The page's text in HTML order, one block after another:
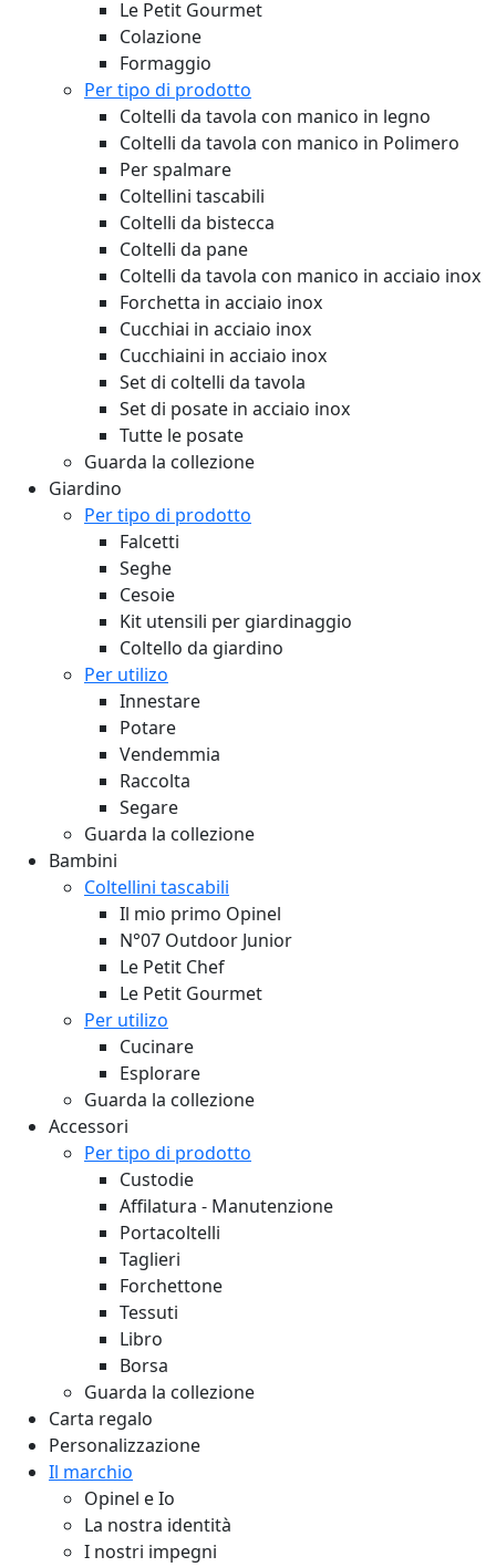
Le Petit Gourmet
Colazione
Formaggio
Per tipo di prodotto
Coltelli da tavola con manico in legno
Coltelli da tavola con manico in Polimero
Per spalmare
Coltellini tascabili
Coltelli da bistecca
Coltelli da pane
Coltelli da tavola con manico in acciaio inox
Forchetta in acciaio inox
Cucchiai in acciaio inox
Cucchiaini in acciaio inox
Set di coltelli da tavola
Set di posate in acciaio inox
Tutte le posate
Guarda la collezione
Giardino
Per tipo di prodotto
Falcetti
Seghe
Cesoie
Kit utensili per giardinaggio
Coltello da giardino
Per utilizo
Innestare
Potare
Vendemmia
Raccolta
Segare
Guarda la collezione
Bambini
Coltellini tascabili
Il mio primo Opinel
N°07 Outdoor Junior
Le Petit Chef
Le Petit Gourmet
Per utilizo
Cucinare
Esplorare
Guarda la collezione
Accessori
Per tipo di prodotto
Custodie
Affilatura - Manutenzione
Portacoltelli
Taglieri
Forchettone
Tessuti
Libro
Borsa
Guarda la collezione
Carta regalo
Personalizzazione
Il marchio
Opinel e Io
La nostra identità
I nostri impegni